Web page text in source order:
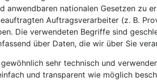
anwendbaren nationalen Gesetzen zu
Auftragsverarbeiter (z. B.
Die verwendeten Begriffe sind
über Daten, die wir über Sie
sehr technisch und
und transparent wie möglich